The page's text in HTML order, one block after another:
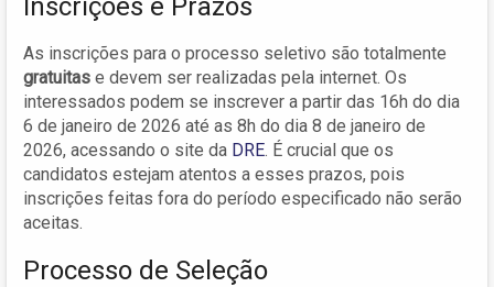
Inscrições e Prazos
As inscrições para o processo seletivo são totalmente
gratuitas e devem ser realizadas pela internet. Os
interessados podem se inscrever a partir das 16h do dia
6 de janeiro de 2026 até as 8h do dia 8 de janeiro de
2026, acessando o site da DRE. É crucial que os
candidatos estejam atentos a esses prazos, pois
inscrições feitas fora do período especificado não serão
aceitas.
Processo de Seleção